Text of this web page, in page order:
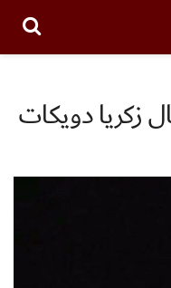
زكريا دويكات